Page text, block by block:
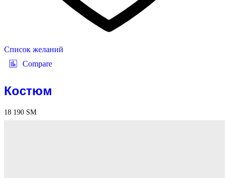
Список желаний
Compare
Костюм
18 190 ЅМ